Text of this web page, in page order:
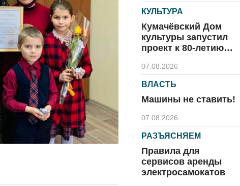
КУЛЬТУРА
Кумачёвский Дом
культуры запустил
проект к 80-летию
07.08.2026
ВЛАСТЬ
Машины не ставить!
07.08.2026
РАЗЪЯСНЯЕМ
Правила для
сервисов аренды
электросамокатов